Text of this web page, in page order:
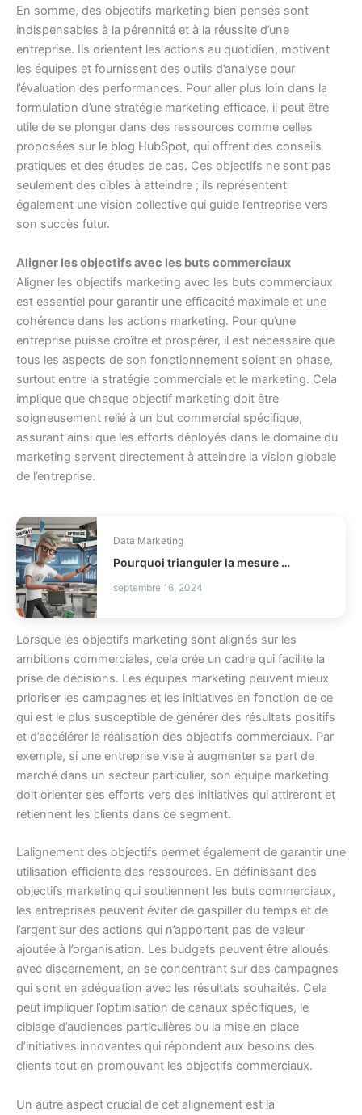
En somme, des objectifs marketing bien pensés sont
indispensables à la pérennité et à la réussite d’une
entreprise. Ils orientent les actions au quotidien, motivent
les équipes et fournissent des outils d’analyse pour
l’évaluation des performances. Pour aller plus loin dans la
formulation d’une stratégie marketing efficace, il peut être
utile de se plonger dans des ressources comme celles
proposées sur le blog HubSpot, qui offrent des conseils
pratiques et des études de cas. Ces objectifs ne sont pas
seulement des cibles à atteindre ; ils représentent
également une vision collective qui guide l’entreprise vers
son succès futur.
Aligner les objectifs avec les buts commerciaux
Aligner les objectifs marketing avec les buts commerciaux
est essentiel pour garantir une efficacité maximale et une
cohérence dans les actions marketing. Pour qu’une
entreprise puisse croître et prospérer, il est nécessaire que
tous les aspects de son fonctionnement soient en phase,
surtout entre la stratégie commerciale et le marketing. Cela
implique que chaque objectif marketing doit être
soigneusement relié à un but commercial spécifique,
assurant ainsi que les efforts déployés dans le domaine du
marketing servent directement à atteindre la vision globale
de l’entreprise.
Data Marketing
Pourquoi trianguler la mesure marketing ?
septembre 16, 2024
Lorsque les objectifs marketing sont alignés sur les
ambitions commerciales, cela crée un cadre qui facilite la
prise de décisions. Les équipes marketing peuvent mieux
prioriser les campagnes et les initiatives en fonction de ce
qui est le plus susceptible de générer des résultats positifs
et d’accélérer la réalisation des objectifs commerciaux. Par
exemple, si une entreprise vise à augmenter sa part de
marché dans un secteur particulier, son équipe marketing
doit orienter ses efforts vers des initiatives qui attireront et
retiennent les clients dans ce segment.
L’alignement des objectifs permet également de garantir une
utilisation efficiente des ressources. En définissant des
objectifs marketing qui soutiennent les buts commerciaux,
les entreprises peuvent éviter de gaspiller du temps et de
l’argent sur des actions qui n’apportent pas de valeur
ajoutée à l’organisation. Les budgets peuvent être alloués
avec discernement, en se concentrant sur des campagnes
qui sont en adéquation avec les résultats souhaités. Cela
peut impliquer l’optimisation de canaux spécifiques, le
ciblage d’audiences particulières ou la mise en place
d’initiatives innovantes qui répondent aux besoins des
clients tout en promouvant les objectifs commerciaux.
Un autre aspect crucial de cet alignement est la